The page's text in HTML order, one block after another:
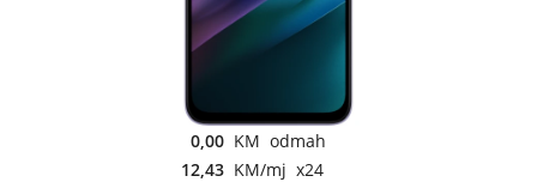
0,00 KM odmah
12,43 KM/mj x24